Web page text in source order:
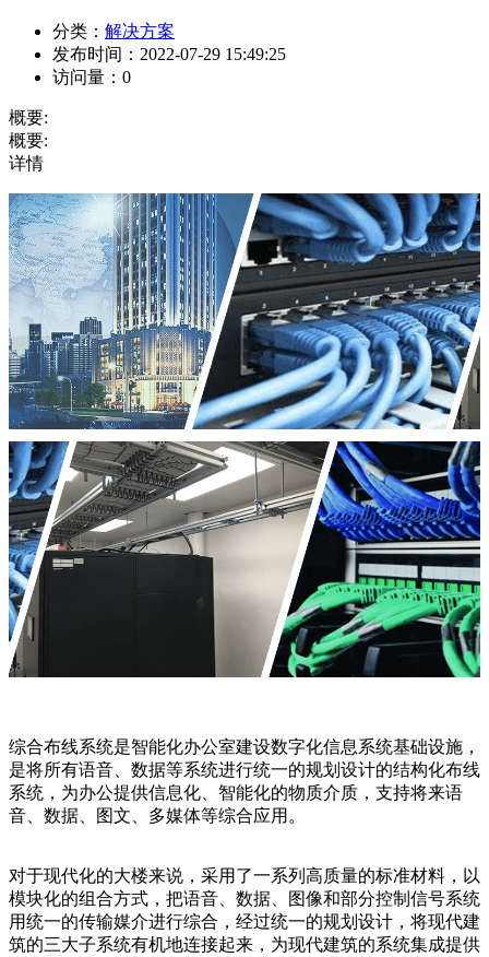
分类： 解决方案
发布时间： 2022-07-29 15:49:25
访问量： 0
概要:
概要:
详情
综合布线系统是智能化办公室建设数字化信息系统基础设施，
是将所有语音、数据等系统进行统一的规划设计的结构化布线
系统，为办公提供信息化、智能化的物质介质，支持将来语
音、数据、图文、多媒体等综合应用。
对于现代化的大楼来说，采用了一系列高质量的标准材料，以
模块化的组合方式，把语音、数据、图像和部分控制信号系统
用统一的传输媒介进行综合，经过统一的规划设计，将现代建
筑的三大子系统有机地连接起来，为现代建筑的系统集成提供